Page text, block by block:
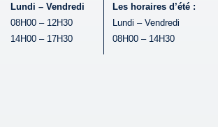
Lundi – Vendredi
08H00 – 12H30
14H00 – 17H30
Les horaires d’été :
Lundi – Vendredi
08H00 – 14H30